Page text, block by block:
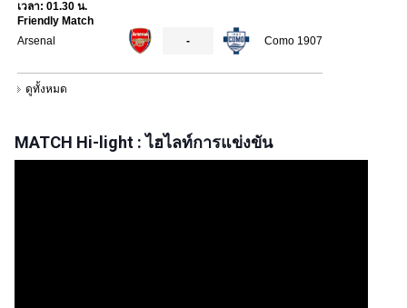
MATCH Hi-light : ไฮไลท์การแข่งขัน